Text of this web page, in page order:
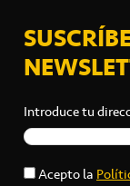
Introduce tu
Acepto la